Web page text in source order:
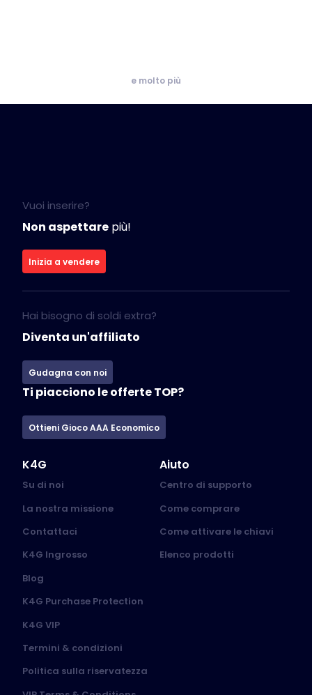
e molto più
Vuoi inserire?
Non aspettare più!
Inizia a vendere
Hai bisogno di soldi extra?
Diventa un'affiliato
Gudagna con noi
Ti piacciono le offerte TOP?
Ottieni Gioco AAA Economico
K4G
Su di noi
La nostra missione
Contattaci
K4G Ingrosso
Blog
K4G Purchase Protection
K4G VIP
Termini & condizioni
Politica sulla riservatezza
Aiuto
Centro di supporto
Come comprare
Come attivare le chiavi
Elenco prodotti